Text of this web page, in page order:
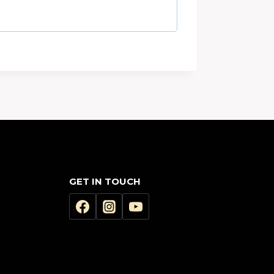
GET IN TOUCH